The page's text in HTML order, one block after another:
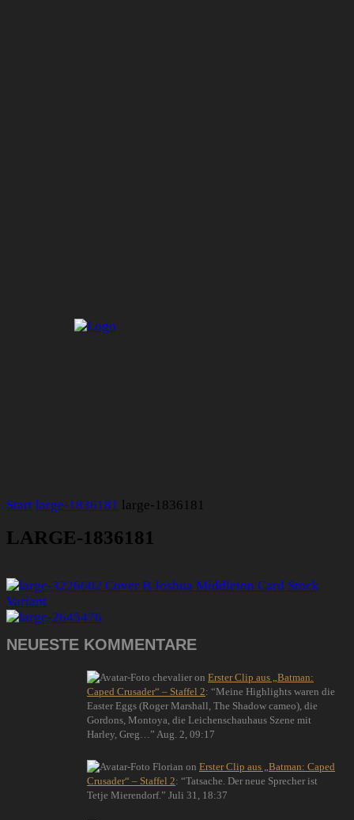
Start large-1836181 large-1836181
LARGE-1836181
NEUESTE KOMMENTARE
chevalier on Erster Clip aus „Batman:
Caped Crusader“ – Staffel 2: “Meine Highlights waren die
Easter Eggs (Roger Marshall, The Shadow cameo), die
Gordons, Montoya, die Leichenschauhaus Szene mit
Harley, Greg… ” Aug. 2, 09:17
Florian on Erster Clip aus „Batman: Caped
Crusader“ – Staffel 2: “Tatsache. Der neue Sprecher ist
Tetje Mierendorf. ” Juli 31, 18:37